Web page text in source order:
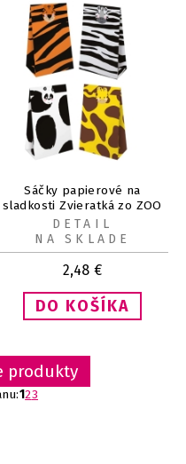
Sáčky papierové na
sladkosti Zvieratká zo ZOO
10x17,5 cm (4 ks)
2,48 €
DETAIL
NA SKLADE
produkty
123